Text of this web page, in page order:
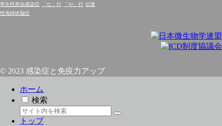
寄生性原虫感染症
「な」行 「や」行 伝達
性海綿状脳症
© 2023 感染症と免疫力アップ
ホーム
検索
トップ